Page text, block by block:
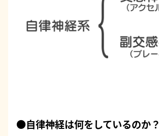
●自律神経は何をしているのか？